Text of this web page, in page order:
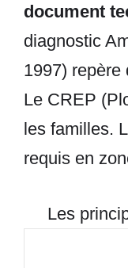
document
diagnostic
1997) repère
Le CREP
les familles.
requis en
Les